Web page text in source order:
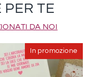
PER TE
DA NOI
In promozione